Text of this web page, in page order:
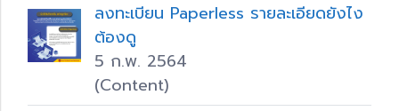
ลงทะเบียน Paperless รายละเอียดยังไง
ต้องดู
5 ก.พ. 2564
(Content)